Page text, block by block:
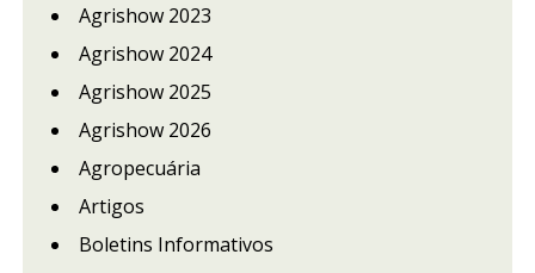
Agrishow 2023
Agrishow 2024
Agrishow 2025
Agrishow 2026
Agropecuária
Artigos
Boletins Informativos